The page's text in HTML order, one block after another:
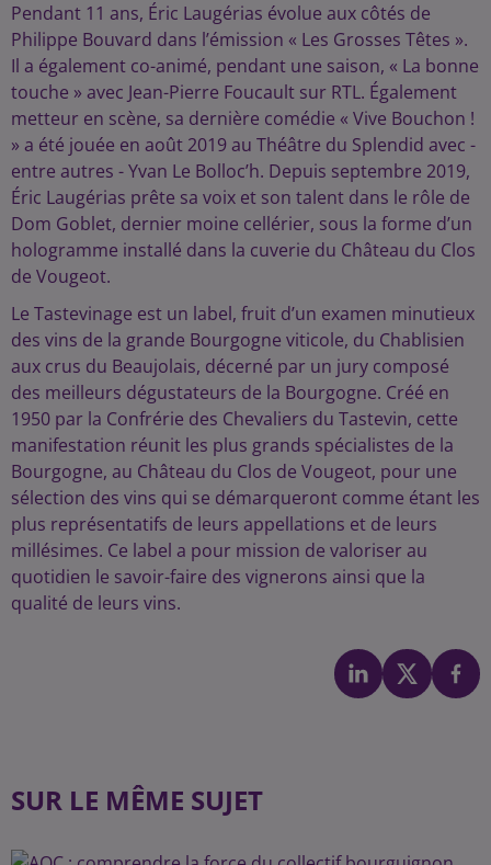
Pendant 11 ans, Éric Laugérias évolue aux côtés de
Philippe Bouvard dans l’émission « Les Grosses Têtes ».
Il a également co-animé, pendant une saison, « La bonne
touche » avec Jean-Pierre Foucault sur RTL. Également
metteur en scène, sa dernière comédie « Vive Bouchon !
» a été jouée en août 2019 au Théâtre du Splendid avec -
entre autres - Yvan Le Bolloc’h. Depuis septembre 2019,
Éric Laugérias prête sa voix et son talent dans le rôle de
Dom Goblet, dernier moine cellérier, sous la forme d’un
hologramme installé dans la cuverie du Château du Clos
de Vougeot.
Le Tastevinage est un label, fruit d’un examen minutieux
des vins de la grande Bourgogne viticole, du Chablisien
aux crus du Beaujolais, décerné par un jury composé
des meilleurs dégustateurs de la Bourgogne. Créé en
1950 par la Confrérie des Chevaliers du Tastevin, cette
manifestation réunit les plus grands spécialistes de la
Bourgogne, au Château du Clos de Vougeot, pour une
sélection des vins qui se démarqueront comme étant les
plus représentatifs de leurs appellations et de leurs
millésimes. Ce label a pour mission de valoriser au
quotidien le savoir-faire des vignerons ainsi que la
qualité de leurs vins.
SUR LE MÊME SUJET